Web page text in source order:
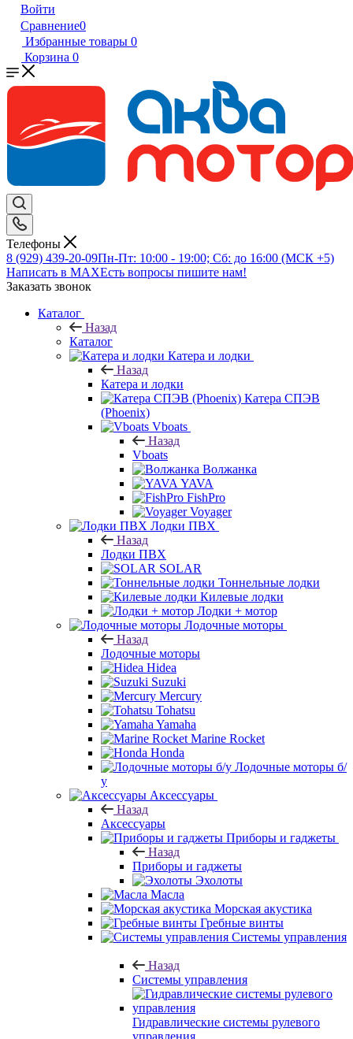
Войти
Сравнение0
Избранные товары 0
Корзина 0
Телефоны
8 (929) 439-20-09Пн-Пт: 10:00 - 19:00; Сб: до 16:00 (МСК +5)
Написать в MAXЕсть вопросы пишите нам!
Заказать звонок
Каталог
Назад
Каталог
Катера и лодки
Назад
Катера и лодки
Катера СПЭВ
(Phoenix)
Vboats
Назад
Vboats
Волжанка
YAVA
FishPro
Voyager
Лодки ПВХ
Назад
Лодки ПВХ
SOLAR
Тоннельные лодки
Килевые лодки
Лодки + мотор
Лодочные моторы
Назад
Лодочные моторы
Hidea
Suzuki
Mercury
Tohatsu
Yamaha
Marine Rocket
Honda
Лодочные моторы б/
у
Аксессуары
Назад
Аксессуары
Приборы и гаджеты
Назад
Приборы и гаджеты
Эхолоты
Масла
Морская акустика
Гребные винты
Системы управления
Назад
Системы управления
Гидравлические системы рулевого
управления